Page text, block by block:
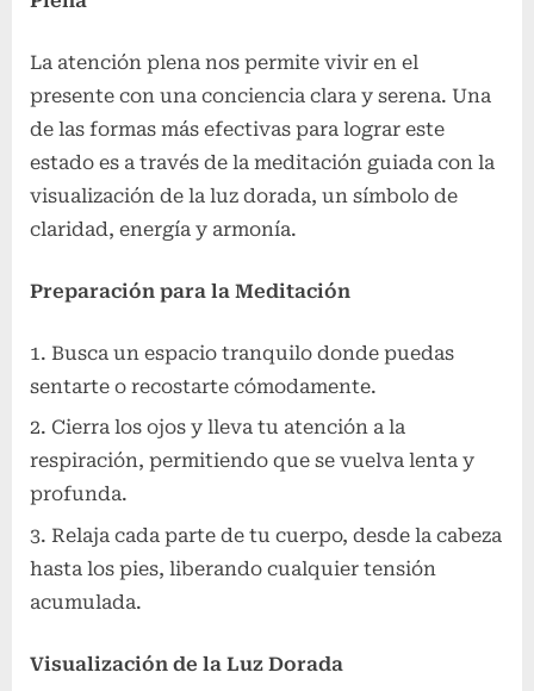
La atención plena nos permite vivir en el
presente con una conciencia clara y serena. Una
de las formas más efectivas para lograr este
estado es a través de la meditación guiada con la
visualización de la luz dorada, un símbolo de
claridad, energía y armonía.
Preparación para la Meditación
Busca un espacio tranquilo donde puedas
sentarte o recostarte cómodamente.
Cierra los ojos y lleva tu atención a la
respiración, permitiendo que se vuelva lenta y
profunda.
Relaja cada parte de tu cuerpo, desde la cabeza
hasta los pies, liberando cualquier tensión
acumulada.
Visualización de la Luz Dorada